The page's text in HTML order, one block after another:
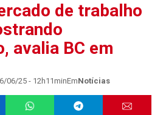
de trabalho
avalia BC em
06/25 - 12h11minEmNotícias